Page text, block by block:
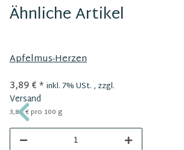
Ähnliche Artikel
Apfelmus-Herzen
3,89 €* inkl. 7% USt. , zzgl.
Versand
3,89 € pro 100 g